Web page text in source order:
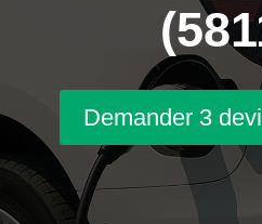
Demander 3